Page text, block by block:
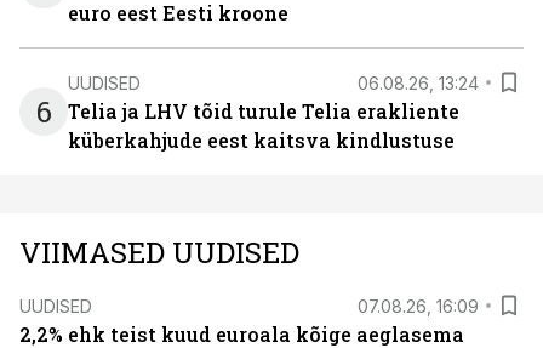
euro eest Eesti kroone
6
UUDISED 06.08.26, 13:24
Telia ja LHV tõid turule Telia erakliente
küberkahjude eest kaitsva kindlustuse
VIIMASED UUDISED
UUDISED 07.08.26, 16:09
2,2% ehk teist kuud euroala kõige aeglasema